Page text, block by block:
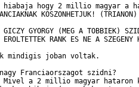
hiabaja hogy 2 millio magyar a
KOSZONHETJUK!
GICZY GYORGY (MEG A TOBBIEK)
RANK ES NE A SZEGENY
mindigis joban voltak.
Franciaorszagot szidni?
Mivel a 2 millio magyar hataron